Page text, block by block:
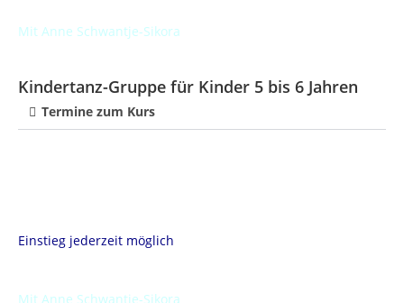
Mit Anne Schwantje-Sikora
Kindertanz-Gruppe für Kinder 5 bis 6 Jahren
Termine zum Kurs
Einstieg jederzeit möglich
Mit Anne Schwantje-Sikora